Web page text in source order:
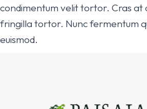
condimentum velit tortor. Cras at
fringilla tortor. Nunc fermentum
euismod.